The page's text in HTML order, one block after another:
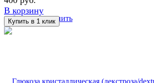
избранное сравнить
В корзину